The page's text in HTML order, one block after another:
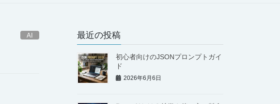
AI 最近の投稿
初心者向けのJSONプロンプトガイ
ド
2026年6月6日